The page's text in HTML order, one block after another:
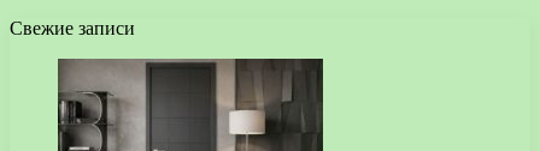
Свежие записи